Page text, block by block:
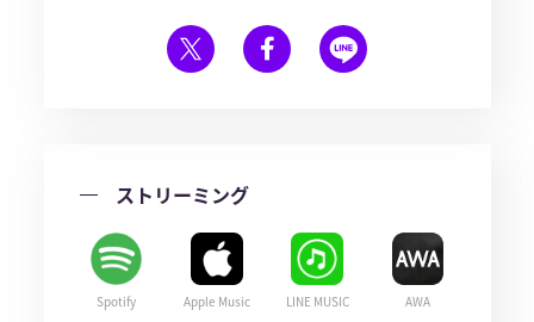
ストリーミング
Spotify Apple Music LINE MUSIC AWA